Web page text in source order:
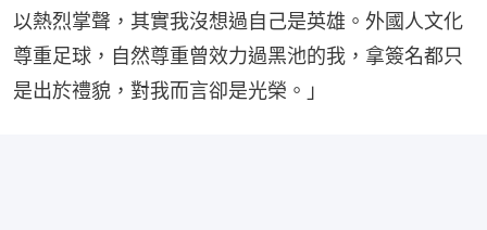
以熱烈掌聲，其實我沒想過自己是英雄。外國人文化
尊重足球，自然尊重曾效力過黑池的我，拿簽名都只
是出於禮貌，對我而言卻是光榮。」